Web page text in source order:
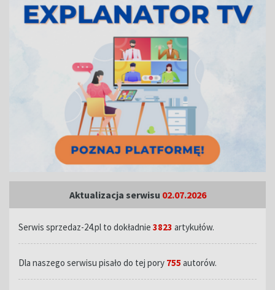
Aktualizacja serwisu 02.07.2026
Serwis sprzedaz-24.pl to dokładnie 3823 artykułów.
Dla naszego serwisu pisało do tej pory 755 autorów.